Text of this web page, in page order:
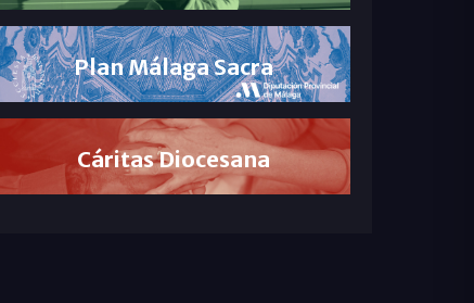
Plan Málaga Sacra
Cáritas Diocesana